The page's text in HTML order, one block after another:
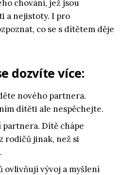
chování, jež jsou
a nejistoty. I pro
co se s dítětem děje
dozvíte více:
nového partnera.
dítěti ale nespěchejte.
partnera. Dítě chápe
rodičů jinak, než si
ovlivňují vývoj a myšlení